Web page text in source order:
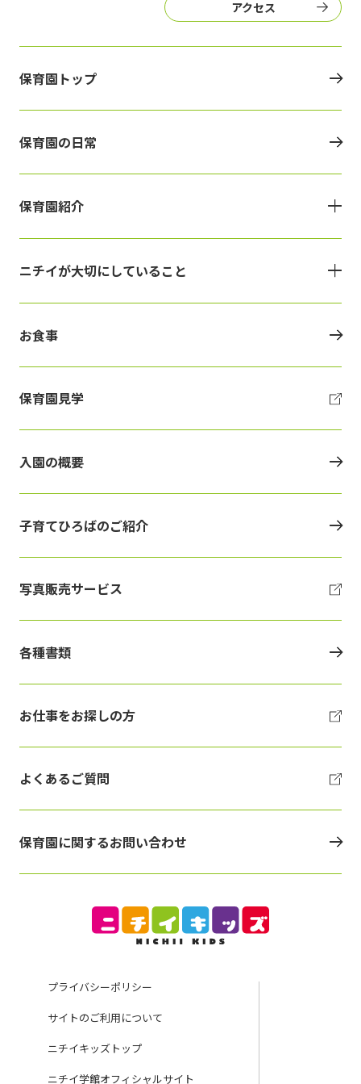
プライバシーポリシー
サイトのご利用について
ニチイキッズトップ
ニチイ学館オフィシャルサイト
アクセス
保育園トップ
保育園の日常
保育園紹介
ニチイが大切にしていること
お食事
保育園見学
入園の概要
子育てひろばのご紹介
写真販売サービス
各種書類
お仕事をお探しの方
よくあるご質問
保育園に関するお問い合わせ